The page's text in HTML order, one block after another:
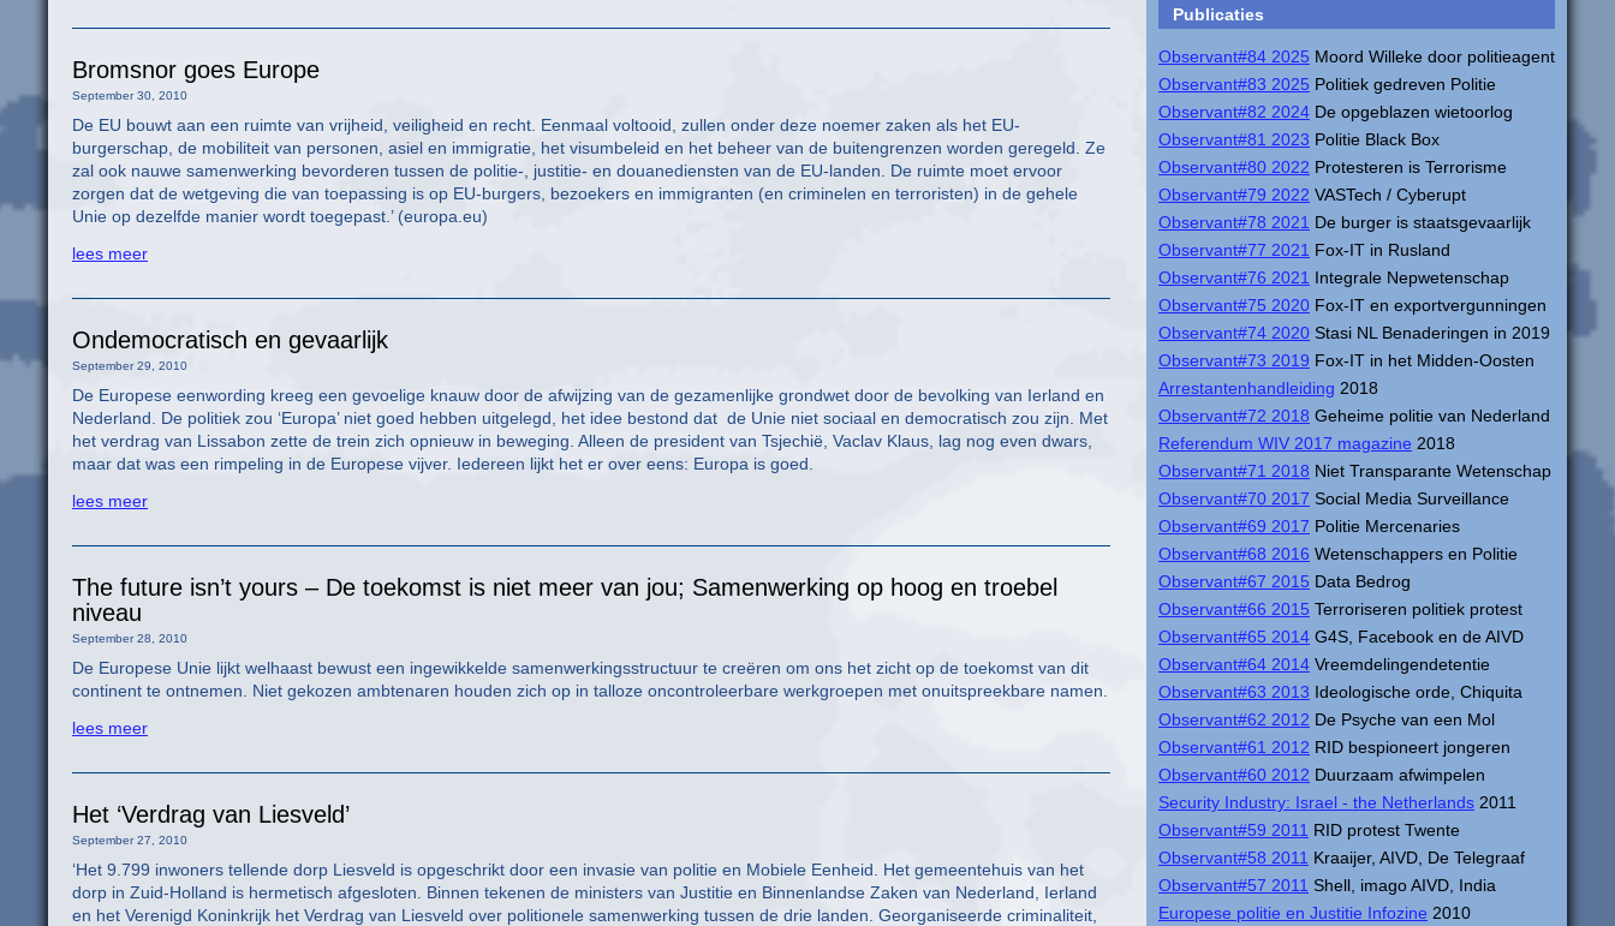
Publicaties
Observant#84 2025 Moord Willeke door politieagent
Observant#83 2025 Politiek gedreven Politie
Observant#82 2024 De opgeblazen wietoorlog
Observant#81 2023 Politie Black Box
Observant#80 2022 Protesteren is Terrorisme
Observant#79 2022 VASTech / Cyberupt
Observant#78 2021 De burger is staatsgevaarlijk
Observant#77 2021 Fox-IT in Rusland
Observant#76 2021 Integrale Nepwetenschap
Observant#75 2020 Fox-IT en exportvergunningen
Observant#74 2020 Stasi NL Benaderingen in 2019
Observant#73 2019 Fox-IT in het Midden-Oosten
Arrestantenhandleiding 2018
Observant#72 2018 Geheime politie van Nederland
Referendum WIV 2017 magazine 2018
Observant#71 2018 Niet Transparante Wetenschap
Observant#70 2017 Social Media Surveillance
Observant#69 2017 Politie Mercenaries
Observant#68 2016 Wetenschappers en Politie
Observant#67 2015 Data Bedrog
Observant#66 2015 Terroriseren politiek protest
Observant#65 2014 G4S, Facebook en de AIVD
Observant#64 2014 Vreemdelingendetentie
Observant#63 2013 Ideologische orde, Chiquita
Observant#62 2012 De Psyche van een Mol
Observant#61 2012 RID bespioneert jongeren
Observant#60 2012 Duurzaam afwimpelen
Security Industry: Israel - the Netherlands 2011
Observant#59 2011 RID protest Twente
Observant#58 2011 Kraaijer, AIVD, De Telegraaf
Observant#57 2011 Shell, imago AIVD, India
Europese politie en Justitie Infozine 2010
Bromsnor goes Europe
September 30, 2010
De EU bouwt aan een ruimte van vrijheid, veiligheid en recht. Eenmaal voltooid, zullen onder deze noemer zaken als het EU-
burgerschap, de mobiliteit van personen, asiel en immigratie, het visumbeleid en het beheer van de buitengrenzen worden geregeld. Ze
zal ook nauwe samenwerking bevorderen tussen de politie-, justitie- en douanediensten van de EU-landen. De ruimte moet ervoor
zorgen dat de wetgeving die van toepassing is op EU-burgers, bezoekers en immigranten (en criminelen en terroristen) in de gehele
Unie op dezelfde manier wordt toegepast.’ (europa.eu)
lees meer
Ondemocratisch en gevaarlijk
September 29, 2010
De Europese eenwording kreeg een gevoelige knauw door de afwijzing van de gezamenlijke grondwet door de bevolking van Ierland en
Nederland. De politiek zou ‘Europa’ niet goed hebben uitgelegd, het idee bestond dat de Unie niet sociaal en democratisch zou zijn. Met
het verdrag van Lissabon zette de trein zich opnieuw in beweging. Alleen de president van Tsjechië, Vaclav Klaus, lag nog even dwars,
maar dat was een rimpeling in de Europese vijver. Iedereen lijkt het er over eens: Europa is goed.
lees meer
The future isn’t yours – De toekomst is niet meer van jou; Samenwerking op hoog en troebel
niveau
September 28, 2010
De Europese Unie lijkt welhaast bewust een ingewikkelde samenwerkingsstructuur te creëren om ons het zicht op de toekomst van dit
continent te ontnemen. Niet gekozen ambtenaren houden zich op in talloze oncontroleerbare werkgroepen met onuitspreekbare namen.
lees meer
Het ‘Verdrag van Liesveld’
September 27, 2010
‘Het 9.799 inwoners tellende dorp Liesveld is opgeschrikt door een invasie van politie en Mobiele Eenheid. Het gemeentehuis van het
dorp in Zuid-Holland is hermetisch afgesloten. Binnen tekenen de ministers van Justitie en Binnenlandse Zaken van Nederland, Ierland
en het Verenigd Koninkrijk het Verdrag van Liesveld over politionele samenwerking tussen de drie landen. Georganiseerde criminaliteit,